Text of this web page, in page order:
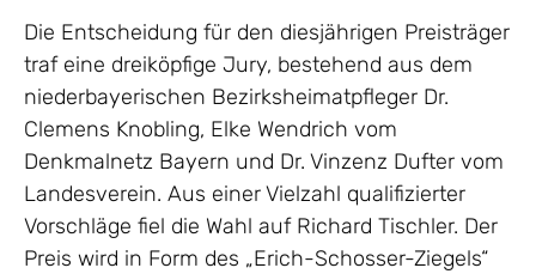
Die Entscheidung für den diesjährigen Preisträger
traf eine dreiköpfige Jury, bestehend aus dem
niederbayerischen Bezirksheimatpfleger Dr.
Clemens Knobling, Elke Wendrich vom
Denkmalnetz Bayern und Dr. Vinzenz Dufter vom
Landesverein. Aus einer Vielzahl qualifizierter
Vorschläge fiel die Wahl auf Richard Tischler. Der
Preis wird in Form des „Erich-Schosser-Ziegels“